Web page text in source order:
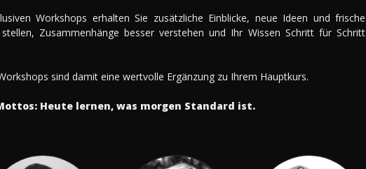
Workshops erhalten Sie zusätzliche Einblicke, neue Ideen und frische
Zusammenhänge besser verstehen und Ihr Wissen Schritt für Schritt
sind damit eine wertvolle Ergänzung zu Ihrem Hauptkurs.
Heute lernen, was morgen Standard ist.